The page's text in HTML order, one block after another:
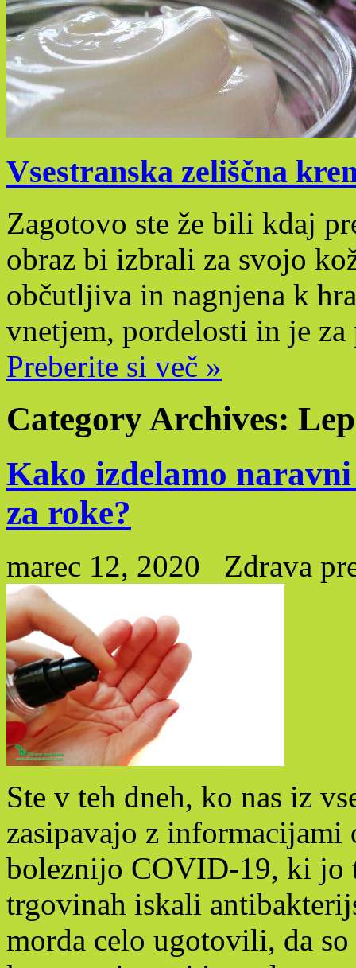
Vsestranska zeliščna
Zagotovo ste že bili kdaj
obraz bi izbrali za svojo
občutljiva in nagnjena k
vnetjem, pordelosti in je za
Preberite si več »
Category Archives:
Kako izdelamo
za roke?
marec 12, 2020 Zdrava
Ste v teh dneh, ko nas iz
zasipavajo z
boleznijo COVID-19, ki jo
trgovinah iskali
morda celo ugotovili, da so